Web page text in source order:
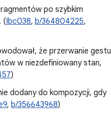
po szybkim
(Ibc038, b/364804225,
że przerwanie gestu
w niezdefiniowany stan,
)
dodany do kompozycji, gdy
, b/356643968)